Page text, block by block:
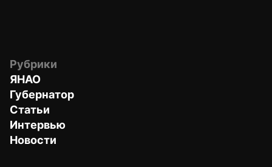
Рубрики
ЯНАО
Губернатор
Статьи
Интервью
Новости